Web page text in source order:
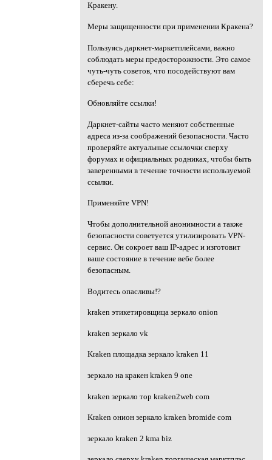
Кракену.
Меры защищенности при применении Кракена?
Пользуясь даркнет-маркетплейсами, важно
соблюдать меры предосторожности. Это самое
чуть-чуть советов, что посодействуют вам
сберечь себе:
Обновляйте ссылки!
Даркнет-сайты часто меняют собственные
адреса из-за соображений безопасности. Часто
проверяйте актуальные ссылочки сверху
форумах и официальных родниках, чтобы быть
заверенными в течение точности используемой
ссылки.
Применяйте VPN!
Чтобы дополнительной анонимности а также
безопасности советуется утилизировать VPN-
сервис. Он сокроет ваш IP-адрес и изготовит
ваше состояние в течение вебе более
безопасным.
Водитесь опасливы!?
kraken этикетировщица зеркало onion
kraken зеркало vk
Kraken площадка зеркало kraken 11
зеркало на кракен kraken 9 one
kraken зеркало тор kraken2web com
Kraken онион зеркало kraken bromide com
зеркало kraken 2 kma biz